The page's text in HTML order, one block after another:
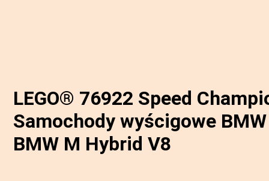
LEGO® 76922 Speed
Samochody wyścigowe
BMW M Hybrid V8